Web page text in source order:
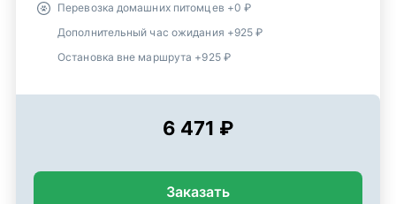
Перевозка домашних питомцев +0 ₽
Дополнительный час ожидания +925 ₽
Остановка вне маршрута +925 ₽
6 471 ₽
Заказать